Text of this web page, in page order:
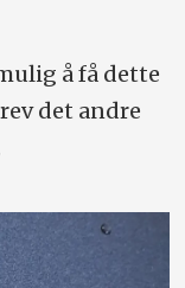
å få dette
det andre